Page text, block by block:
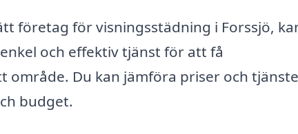
företag för visningsstädning i Forssjö,
och effektiv tjänst för att få
Du kan jämföra priser och
budget.